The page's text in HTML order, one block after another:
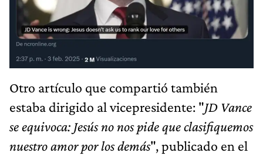
Otro artículo que compartió también
estaba dirigido al vicepresidente: "JD Vance
se equivoca: Jesús no nos pide que clasifiquemos
nuestro amor por los demás", publicado en el